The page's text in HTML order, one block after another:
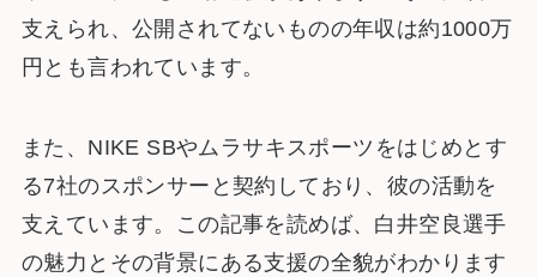
支えられ、公開されてないものの年収は約1000万
円とも言われています。
また、NIKE SBやムラサキスポーツをはじめとす
る7社のスポンサーと契約しており、彼の活動を
支えています。この記事を読めば、白井空良選手
の魅力とその背景にある支援の全貌がわかります